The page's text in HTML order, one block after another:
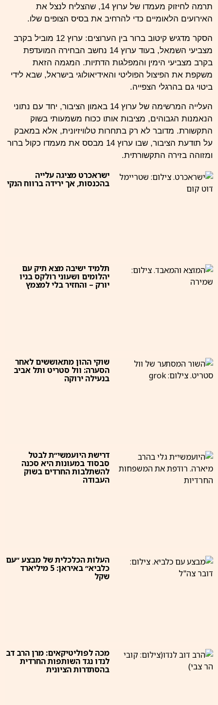
תרמה לחיזוק מעמדו של ערוץ 14, שהצליח לנצל את
האירועים הלאומיים כדי להרחיב את בסיס הצופים שלו.
הסקר מדגיש קיטוב ברור בין הערוצים: ערוץ 12 מוביל בקרב
מצביעי השמאל, בעוד ערוץ 14 נחשב הבחירה המועדפת
בקרב מצביעי הימין והמפלגות הדתיות. המגמה הזאת
משקפת את הפיצול הפוליטי והאידיאולוגי בישראל, שבא לידי
ביטוי גם בהרגלי הצפייה.
העלייה המרשימה של ערוץ 14 באמון הציבור, יחד עם נתוני
הנאמנות הגבוהים, מציבות אותו ככוח משמעותי בשוק
התקשורת. מדובר לא רק בתחרות טלוויזיונית, אלא במאבק
על תודעת הציבור, שבו ערוץ 14 מבסס את מעמדו כקול ברור
ומזוהה בזירה התקשורתית.
ישראכרט מציגה עלייה
בהכנסות, אך ירידה ברווח הנקי
תלמיד ישיבה מצא תיק עם
יהלומים ושעוני רולקס בניו
יורק – והחזיר בלי למצמץ
שוקי ההון מתאוששים לאחר
הסערה: וול סטריט ותל אביב
בנעילה ירוקה
דרישת היועמשי״ת לבטל
סבסוד במעונות היא סכנה
להשתלבות החרדים בשוק
העבודה
העלות הכלכלית של מבצע ״עם
כלביא״ באיראן: 5 מיליארד
שקל
מכה לפוליטיקאים: מרן הרב דב
לנדו נגד השותפות החרדית
בהסתדרות הציונית